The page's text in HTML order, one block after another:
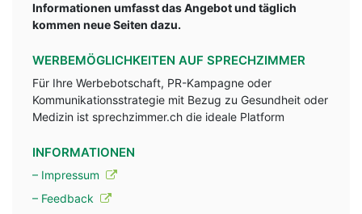
Informationen umfasst das Angebot und täglich
kommen neue Seiten dazu.
WERBEMÖGLICHKEITEN AUF SPRECHZIMMER
Für Ihre Werbebotschaft, PR-Kampagne oder
Kommunikationsstrategie mit Bezug zu Gesundheit oder
Medizin ist sprechzimmer.ch die ideale Platform
INFORMATIONEN
– Impressum
– Feedback